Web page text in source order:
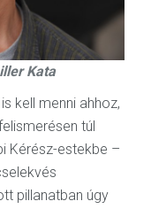
Kata
kell menni ahhoz,
túl
Kérész-estekbe –
pillanatban úgy